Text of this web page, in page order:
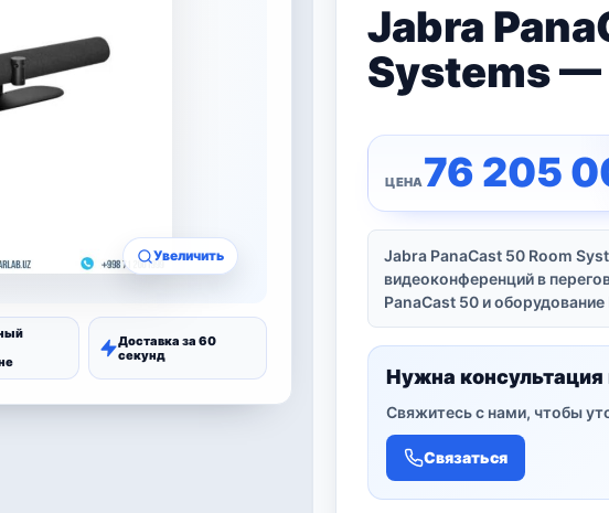
Увеличить
Доставка за 60
секунд
Jabra
Systems —
76 205
Jabra PanaCast 50 Room
видеоконференций в
PanaCast 50 и
Нужна консультация
Свяжитесь с нами, чтобы
Связаться